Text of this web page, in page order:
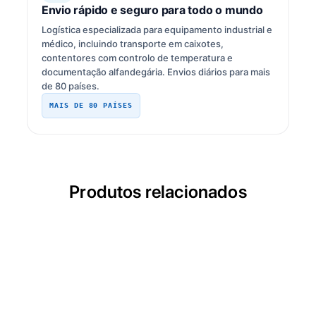
Envio rápido e seguro para todo o mundo
Logística especializada para equipamento industrial e
médico, incluindo transporte em caixotes,
contentores com controlo de temperatura e
documentação alfandegária. Envios diários para mais
de 80 países.
MAIS DE 80 PAÍSES
Produtos relacionados